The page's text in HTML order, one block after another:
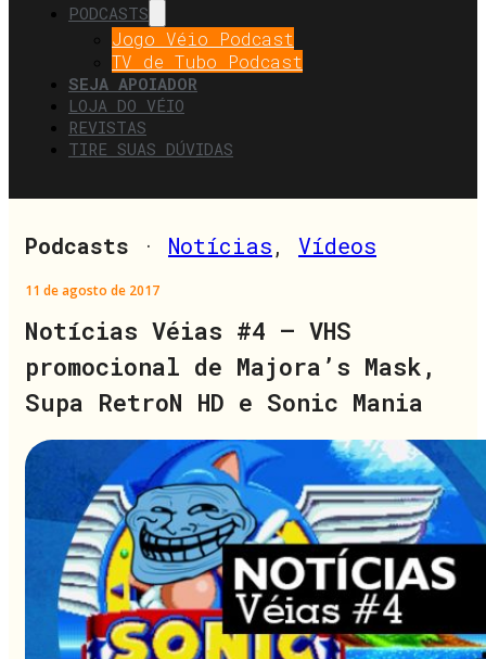
PODCASTS
Jogo Véio Podcast
TV de Tubo Podcast
SEJA APOIADOR
LOJA DO VÉIO
REVISTAS
TIRE SUAS DÚVIDAS
Podcasts · Notícias, Vídeos
11 de agosto de 2017
Notícias Véias #4 – VHS
promocional de Majora’s Mask,
Supa RetroN HD e Sonic Mania